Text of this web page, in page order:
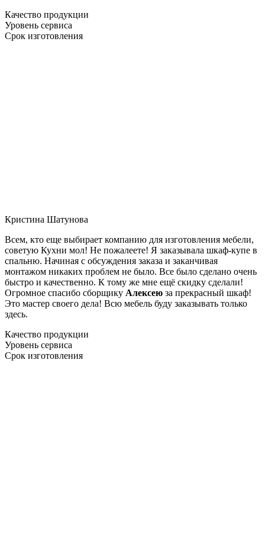
Качество продукции
Уровень сервиса
Срок изготовления
Кристина Шатунова
Всем, кто еще выбирает компанию для изготовления мебели,
советую Кухни мол! Не пожалеете! Я заказывала шкаф-купе в
спальню. Начиная с обсуждения заказа и заканчивая
монтажом никаких проблем не было. Все было сделано очень
быстро и качественно. К тому же мне ещё скидку сделали!
Огромное спасибо сборщику Алексею за прекрасный шкаф!
Это мастер своего дела! Всю мебель буду заказывать только
здесь.
Качество продукции
Уровень сервиса
Срок изготовления